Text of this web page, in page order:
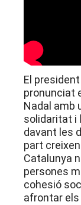
El
pronunciat
Nadal amb
solidaritat i
davant les
part
Catalunya
persones
cohesió
afrontar